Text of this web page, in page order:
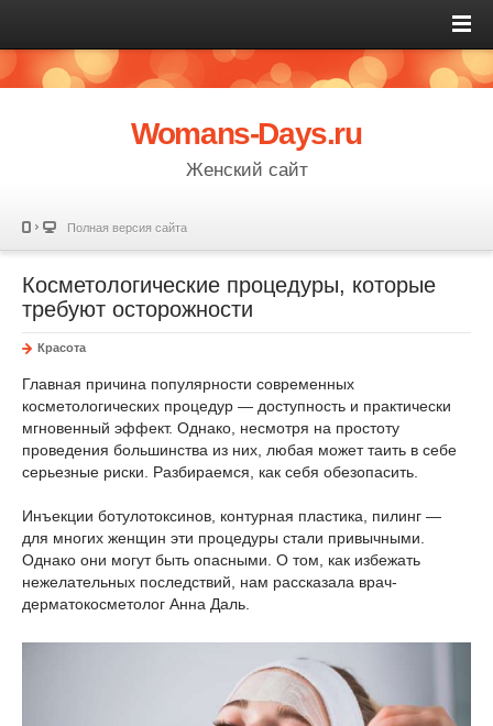
Womans-Days.ru
Женский сайт
Полная версия сайта
Косметологические процедуры, которые
требуют осторожности
Красота
Главная причина популярности современных
косметологических процедур — доступность и практически
мгновенный эффект. Однако, несмотря на простоту
проведения большинства из них, любая может таить в себе
серьезные риски. Разбираемся, как себя обезопасить.
Инъекции ботулотоксинов, контурная пластика, пилинг —
для многих женщин эти процедуры стали привычными.
Однако они могут быть опасными. О том, как избежать
нежелательных последствий, нам рассказала врач-
дерматокосметолог Анна Даль.